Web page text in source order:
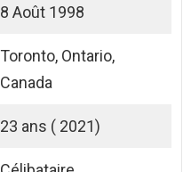
8 Août 1998
Toronto, Ontario,
Canada
23 ans ( 2021)